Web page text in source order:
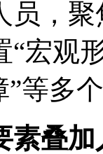

“宏
”等多
素叠